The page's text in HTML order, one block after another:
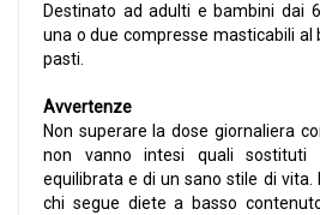
Destinato ad adulti e bambini dai
una o due compresse masticabili al
pasti.
Avvertenze
Non superare la dose giornaliera
non vanno intesi quali sostituti
equilibrata e di un sano stile di vita.
chi segue diete a basso